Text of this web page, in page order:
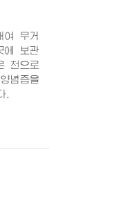
여 무거
에 보관
천으로
념즙을
.